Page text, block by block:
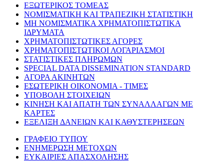
ΕΞΩΤΕΡΙΚΟΣ ΤΟΜΕΑΣ
ΝΟΜΙΣΜΑΤΙΚΗ ΚΑΙ ΤΡΑΠΕΖΙΚΗ ΣΤΑΤΙΣΤΙΚΗ
ΜΗ ΝΟΜΙΣΜΑΤΙΚΑ ΧΡΗΜΑΤΟΠΙΣΤΩΤΙΚΑ
ΙΔΡΥΜΑΤΑ
ΧΡΗΜΑΤΟΠΙΣΤΩΤΙΚΕΣ ΑΓΟΡΕΣ
ΧΡΗΜΑΤΟΠΙΣΤΩΤΙΚΟΙ ΛΟΓΑΡΙΑΣΜΟΙ
ΣΤΑΤΙΣΤΙΚΕΣ ΠΛΗΡΩΜΩΝ
SPECIAL DATA DISSEMINATION STANDARD
ΑΓΟΡΑ ΑΚΙΝΗΤΩΝ
ΕΣΩΤΕΡΙΚΗ ΟΙΚΟΝΟΜΙΑ - ΤΙΜΕΣ
ΥΠΟΒΟΛΗ ΣΤΟΙΧΕΙΩΝ
ΚΙΝΗΣΗ ΚΑΙ ΑΠΑΤΗ ΤΩΝ ΣΥΝΑΛΛΑΓΩΝ ΜΕ
ΚΑΡΤΕΣ
ΕΞΕΛΙΞΗ ΔΑΝΕΙΩΝ ΚΑΙ ΚΑΘΥΣΤΕΡΗΣΕΩΝ
ΓΡΑΦΕΙΟ ΤΥΠΟΥ
ΕΝΗΜΕΡΩΣΗ ΜΕΤΟΧΩΝ
ΕΥΚΑΙΡΙΕΣ ΑΠΑΣΧΟΛΗΣΗΣ